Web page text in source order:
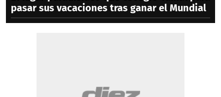
pasar sus vacaciones tras ganar el Mundial